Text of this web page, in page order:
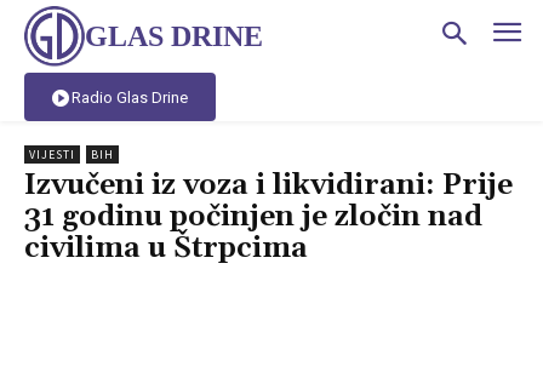
GLAS DRINE
Radio Glas Drine
VIJESTI BIH
Izvučeni iz voza i likvidirani: Prije
31 godinu počinjen je zločin nad
civilima u Štrpcima